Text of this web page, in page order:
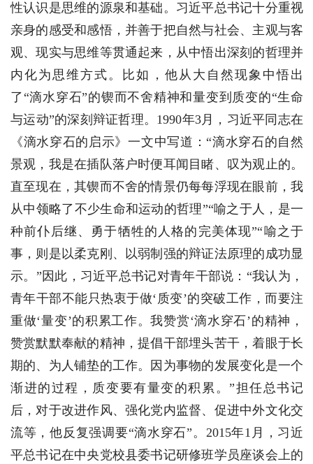
性认识是思维的源泉和基础。习近平总书记十分重视
亲身的感受和感悟，并善于把自然与社会、主观与客
观、现实与思维等贯通起来，从中悟出深刻的哲理并
内化为思维方式。比如，他从大自然现象中悟出
了“滴水穿石”的锲而不舍精神和量变到质变的“生命
与运动”的深刻辩证哲理。1990年3月，习近平同志在
《滴水穿石的启示》一文中写道：“滴水穿石的自然
景观，我是在插队落户时便耳闻目睹、叹为观止的。
直至现在，其锲而不舍的情景仍每每浮现在眼前，我
从中领略了不少生命和运动的哲理”“喻之于人，是一
种前仆后继、勇于牺牲的人格的完美体现”“喻之于
事，则是以柔克刚、以弱制强的辩证法原理的成功显
示。”因此，习近平总书记对青年干部说：“我认为，
青年干部不能只热衷于做‘质变’的突破工作，而要注
重做‘量变’的积累工作。我赞赏‘滴水穿石’的精神，
赞赏默默奉献的精神，提倡干部埋头苦干，着眼于长
期的、为人铺垫的工作。因为事物的发展变化是一个
渐进的过程，质变要有量变的积累。”担任总书记
后，对于改进作风、强化党内监督、促进中外文化交
流等，他反复强调要“滴水穿石”。2015年1月，习近
平总书记在中央党校县委书记研修班学员座谈会上的